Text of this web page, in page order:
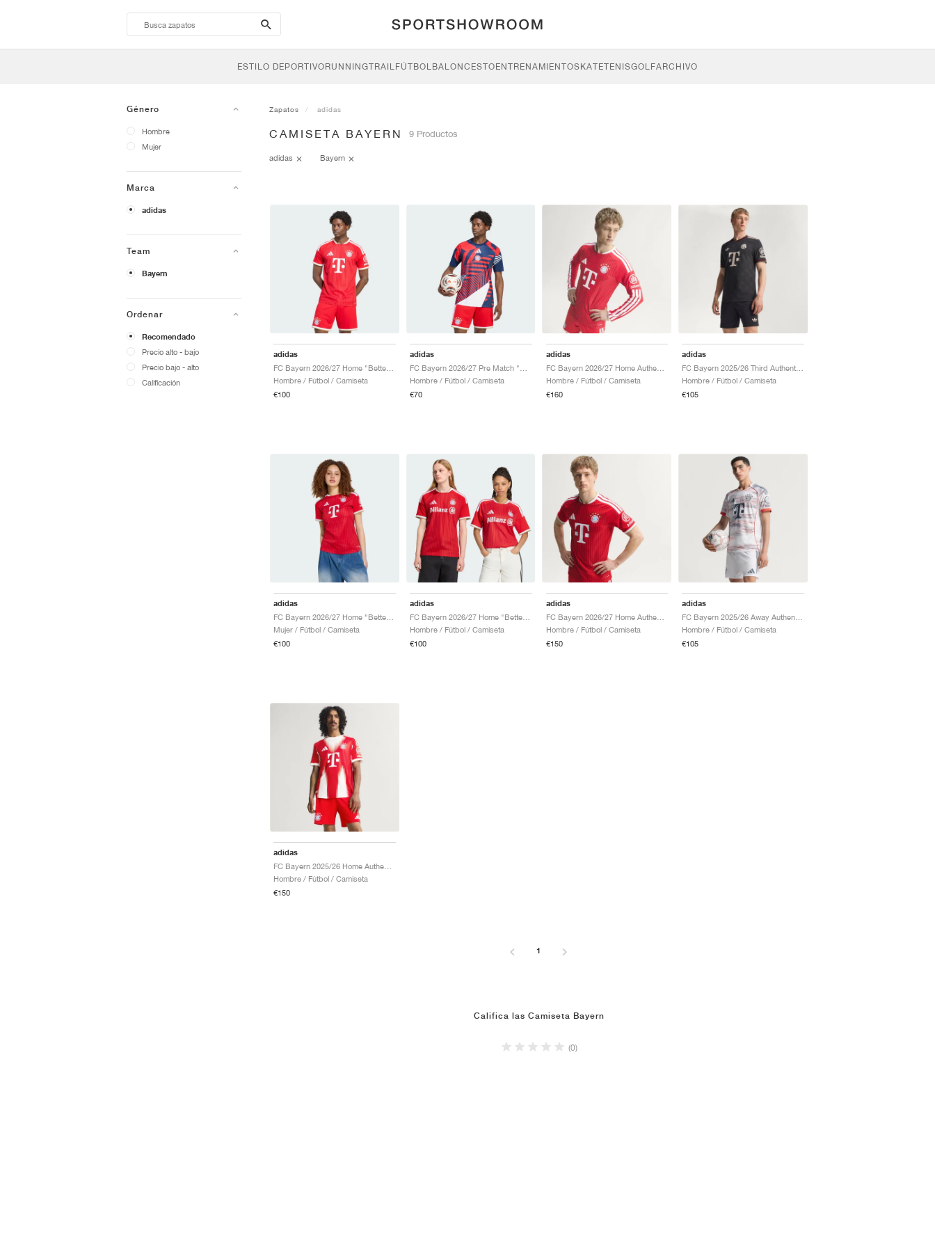
search-
btn
ESTILO DEPORTIVORUNNINGTRAILFÚTBOLBALONCESTOENTRENAMIENTOSKATETENISGOLFARCHIVO
Género
Hombre
Mujer
Marca
adidas
Team
Bayern
Ordenar
Recomendado
Precio alto - bajo
Precio bajo - alto
Calificación
Zapatos adidas
CAMISETA BAYERN 9 Productos
adidas Bayern
adidas
Hombre / Fútbol / Camiseta
€100
adidas
Hombre / Fútbol / Camiseta
€70
adidas
FC Bayern 2026/27 Home Authentic Long Sleeve "Better Scarlet & White"
Hombre / Fútbol / Camiseta
€160
adidas
Hombre / Fútbol / Camiseta
€105
adidas
Mujer / Fútbol / Camiseta
€100
adidas
FC Bayern 2026/27 Home "Better Scarlet & White"
Hombre / Fútbol / Camiseta
€100
adidas
FC Bayern 2026/27 Home Authentic "Better Scarlet & White"
Hombre / Fútbol / Camiseta
€150
adidas
Hombre / Fútbol / Camiseta
€105
adidas
Hombre / Fútbol / Camiseta
€150
1
Califica las Camiseta Bayern
(0)